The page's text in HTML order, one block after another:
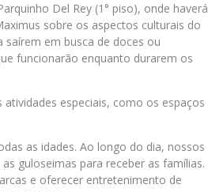
Del Rey (1° piso), onde haverá
sobre os aspectos culturais do
saírem em busca de doces ou
funcionarão enquanto durarem os
especiais, como os espaços
as idades. Ao longo do dia, nossos
guloseimas para receber as famílias.
e oferecer entretenimento de